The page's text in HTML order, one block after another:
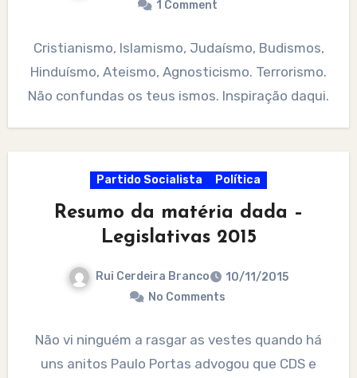
1 Comment
Cristianismo, Islamismo, Judaísmo, Budismos,
Hinduísmo, Ateismo, Agnosticismo. Terrorismo.
Não confundas os teus ismos. Inspiração daqui.
Partido Socialista Política
Resumo da matéria dada –
Legislativas 2015
Rui Cerdeira Branco
10/11/2015
No Comments
Não vi ninguém a rasgar as vestes quando há
uns anitos Paulo Portas advogou que CDS e